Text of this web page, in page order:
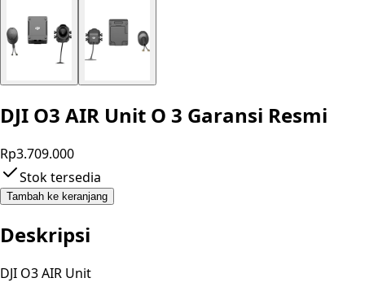
DJI O3 AIR Unit O 3 Garansi Resmi
Rp3.709.000
Stok tersedia
Tambah ke keranjang
Deskripsi
DJI O3 AIR Unit